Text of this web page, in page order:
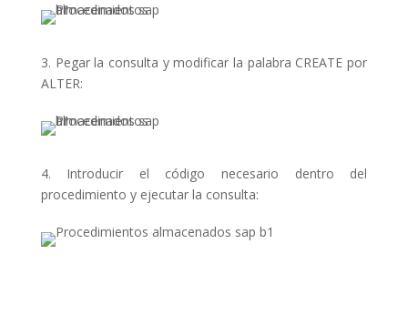
3. Pegar la consulta y modificar la palabra CREATE por
ALTER:
4. Introducir el código necesario dentro del
procedimiento y ejecutar la consulta: